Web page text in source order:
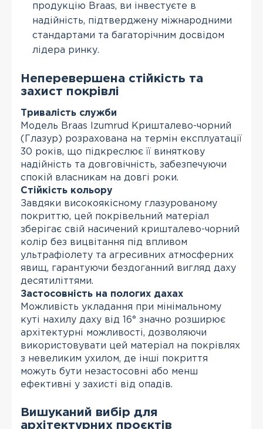
продукцію Braas, ви інвестуєте в
надійність, підтверджену міжнародними
стандартами та багаторічним досвідом
лідера ринку.
Неперевершена стійкість та
захист покрівлі
Тривалість служби
Модель Braas Izumrud Кришталево-чорний
(Глазур) розрахована на термін експлуатації
30 років, що підкреслює її виняткову
надійність та довговічність, забезпечуючи
спокій власникам на довгі роки.
Стійкість кольору
Завдяки високоякісному глазурованому
покриттю, цей покрівельний матеріал
зберігає свій насичений кришталево-чорний
колір без вицвітання під впливом
ультрафіолету та агресивних атмосферних
явищ, гарантуючи бездоганний вигляд даху
десятиліттями.
Застосовність на пологих дахах
Можливість укладання при мінімальному
куті нахилу даху від 16° значно розширює
архітектурні можливості, дозволяючи
використовувати цей матеріал на покрівлях
з невеликим ухилом, де інші покриття
можуть бути незастосовні або менш
ефективні у захисті від опадів.
Вишуканий вибір для
архітектурних проєктів